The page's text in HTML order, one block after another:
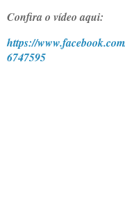
Confira o vídeo aqui:
https://
6747595